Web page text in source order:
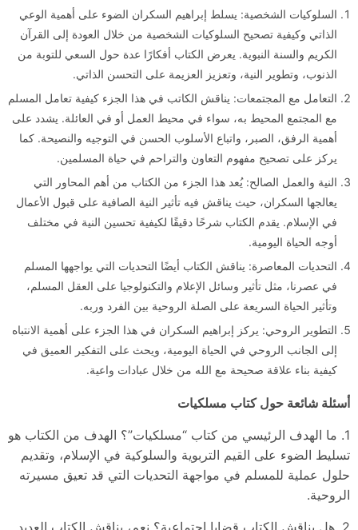
السلوكيات الشخصية: يسلط إبراهيم السكران الضوء على أهمية الوعي
الذاتي وكيفية تصحيح السلوكيات الشخصية من خلال العودة إلى القرآن
الكريم والسنة النبوية. يعرض الكتاب أفكارًا عدة حول السعي للتوبة من
الذنوب، وتطوير النية، وتعزيز العزيمة على التحسن الذاتي.
التعامل مع المجتمعات: يناقش الكاتب في هذا الجزء كيفية تعامل المسلم
مع المجتمع المحيط به، سواء في محيط العمل أو في العائلة. يشدد على
أهمية الرفق، الصبر، واتباع الأسلوب الحسن في التوجيه والنصيحة. كما
يركز على تصحيح مفهوم التعاون والتراحم في حياة المسلمين.
النية والعمل الصالح: يُعد هذا الجزء من الكتاب من أهم المحاور التي
يعالجها السكران، حيث يناقش فيه تأثير النية الصافية على قبول الأعمال
في الإسلام. يقدم الكتاب شرحًا دقيقًا لكيفية تحسين النية في مختلف
أوجه الحياة اليومية.
التحديات المعاصرة: يناقش الكتاب أيضًا التحديات التي يواجهها المسلم
في عصرنا، مثل تأثير وسائل الإعلام والتكنولوجيا على العقل المسلم،
وتأثير الحياة السريعة على الصلة الروحية بين الفرد وربه.
التطوير الروحي: يركز إبراهيم السكران في هذا الجزء على أهمية الانتباه
إلى الجانب الروحي في الحياة اليومية، ويحث على التفكير العميق في
كيفية بناء علاقة صحيحة مع الله من خلال عبادات واعية.
أسئلة شائعة حول كتاب مسلكيات
1. ما الهدف الرئيسي من كتاب “مسلكيات”؟ الهدف من الكتاب هو
تسليط الضوء على القيم التربوية والسلوكية في الإسلام، وتقديم
حلول عملية للمسلم في مواجهة التحديات التي قد تعيق مسيرته
الروحية.
2. هل يناقش الكتاب قضايا اجتماعية؟ نعم، يناقش الكتاب العديد